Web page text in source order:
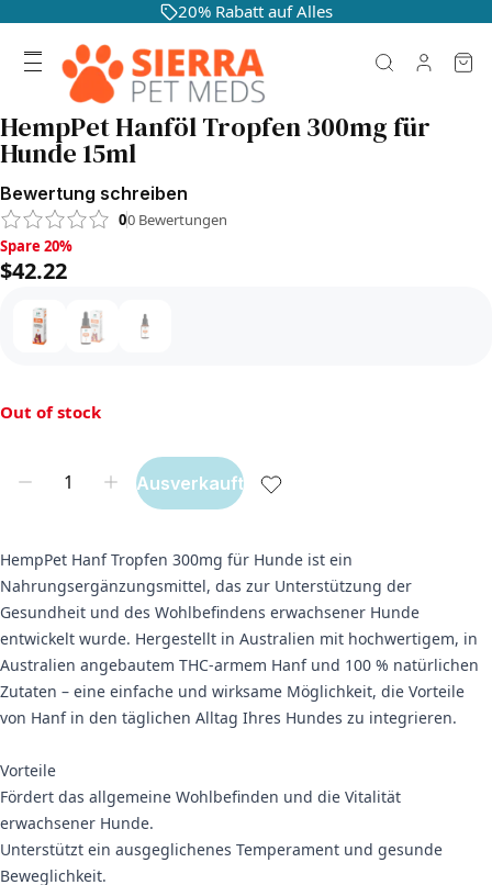
20% Rabatt auf Alles
HempPet Hanföl Tropfen 300mg für
Hunde 15ml
Bewertung schreiben
00 Bewertungen
Spare 20%, $42.22
Spare 20%
$42.22
Out of stock
Ausverkauft
HempPet Hanf Tropfen 300mg für Hunde ist ein
Nahrungsergänzungsmittel, das zur Unterstützung der
Gesundheit und des Wohlbefindens erwachsener Hunde
entwickelt wurde. Hergestellt in Australien mit hochwertigem, in
Australien angebautem THC-armem Hanf und 100 % natürlichen
Zutaten – eine einfache und wirksame Möglichkeit, die Vorteile
von Hanf in den täglichen Alltag Ihres Hundes zu integrieren.
Vorteile
Fördert das allgemeine Wohlbefinden und die Vitalität
erwachsener Hunde.
Unterstützt ein ausgeglichenes Temperament und gesunde
Beweglichkeit.